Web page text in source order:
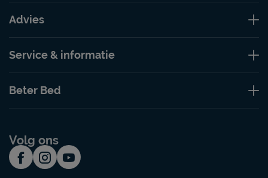
Advies
Service & informatie
Beter Bed
Volg ons